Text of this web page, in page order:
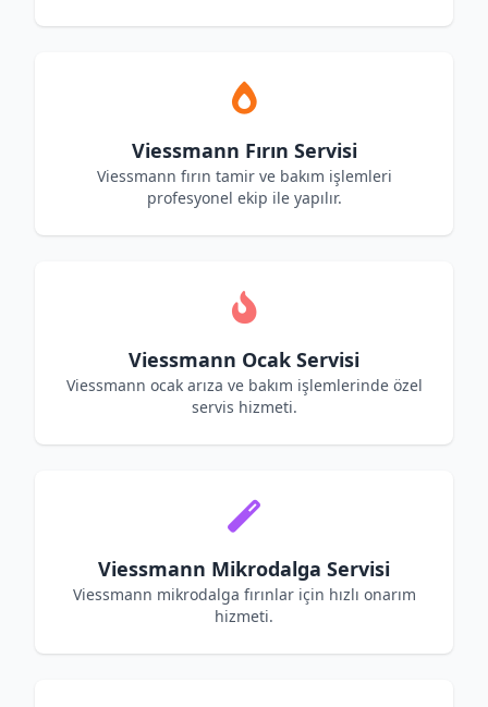
Viessmann Fırın Servisi
Viessmann fırın tamir ve bakım işlemleri
profesyonel ekip ile yapılır.
Viessmann Ocak Servisi
Viessmann ocak arıza ve bakım işlemlerinde özel
servis hizmeti.
Viessmann Mikrodalga Servisi
Viessmann mikrodalga fırınlar için hızlı onarım
hizmeti.